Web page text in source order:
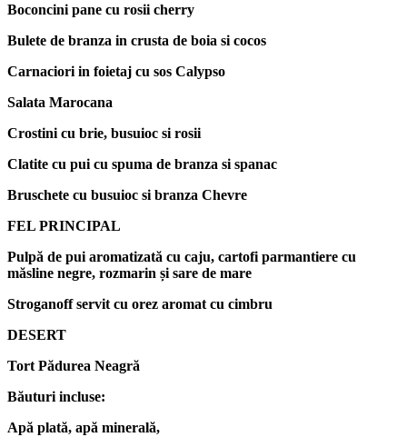
Boconcini pane cu rosii cherry
Bulete de branza in crusta de boia si cocos
Carnaciori in foietaj cu sos Calypso
Salata Marocana
Crostini cu brie, busuioc si rosii
Clatite cu pui cu spuma de branza si spanac
Bruschete cu busuioc si branza Chevre
FEL PRINCIPAL
Pulpă de pui aromatizată cu caju, cartofi parmantiere cu
măsline negre, rozmarin și sare de mare
Stroganoff servit cu orez aromat cu cimbru
DESERT
Tort Pădurea Neagră
Băuturi incluse:
Apă plată, apă minerală,